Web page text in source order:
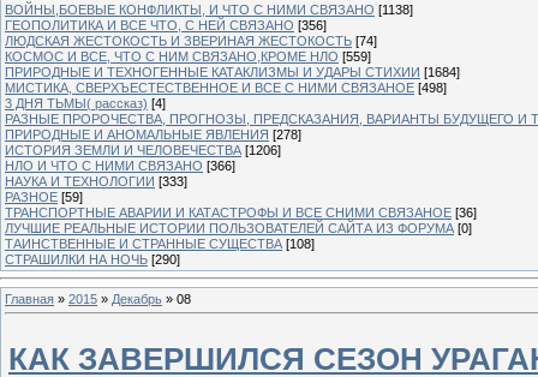
ВОЙНЫ,БОЕВЫЕ КОНФЛИКТЫ, И ЧТО С НИМИ СВЯЗАНО [1138]
ГЕОПОЛИТИКА И ВСЕ ЧТО, С НЕЙ СВЯЗАНО [356]
ЛЮДСКАЯ ЖЕСТОКОСТЬ И ЗВЕРИНАЯ ЖЕСТОКОСТЬ [74]
КОСМОС И ВСЕ, ЧТО С НИМ СВЯЗАНО,КРОМЕ НЛО [559]
ПРИРОДНЫЕ И ТЕХНОГЕННЫЕ КАТАКЛИЗМЫ И УДАРЫ СТИХИИ [1684]
МИСТИКА, СВЕРХЪЕСТЕСТВЕННОЕ И ВСЕ С НИМИ СВЯЗАНОЕ [498]
3 ДНЯ ТЬМЫ( рассказ) [4]
РАЗНЫЕ ПРОРОЧЕСТВА, ПРОГНОЗЫ, ПРЕДСКАЗАНИЯ, ВАРИАНТЫ БУДУЩЕГО И
ПРИРОДНЫЕ И АНОМАЛЬНЫЕ ЯВЛЕНИЯ [278]
ИСТОРИЯ ЗЕМЛИ И ЧЕЛОВЕЧЕСТВА [1206]
НЛО И ЧТО С НИМИ СВЯЗАНО [366]
НАУКА И ТЕХНОЛОГИИ [333]
РАЗНОЕ [59]
ТРАНСПОРТНЫЕ АВАРИИ И КАТАСТРОФЫ И ВСЕ СНИМИ СВЯЗАНОЕ [36]
ЛУЧШИЕ РЕАЛЬНЫЕ ИСТОРИИ ПОЛЬЗОВАТЕЛЕЙ САЙТА ИЗ ФОРУМА [0]
ТАИНСТВЕННЫЕ И СТРАННЫЕ СУЩЕСТВА [108]
СТРАШИЛКИ НА НОЧЬ [290]
Главная » 2015 » Декабрь » 08
КАК ЗАВЕРШИЛСЯ СЕЗОН